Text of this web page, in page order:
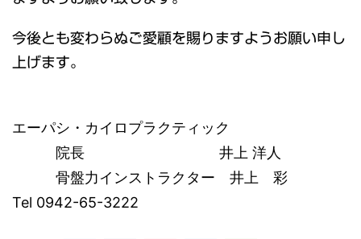
今後とも変わらぬご愛顧を賜りますようお願い申し
上げます。
エーパシ・カイロプラクティック
院長 井上 洋人
骨盤力インストラクター 井上 彩
Tel 0942-65-3222